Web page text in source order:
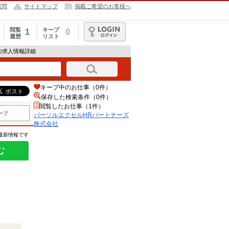
問 サイトマップ 掲載ご希望のお客様へ
閲覧
履歴
1
キープ
リスト
0
ログイン
求人情報詳細
プ
新情報です
キープ中のお仕事（0件）
保存した検索条件（0件）
閲覧したお仕事（1件）
パーソルエクセルHRパートナーズ
株式会社